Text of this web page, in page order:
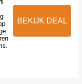
BEKIJK DEAL